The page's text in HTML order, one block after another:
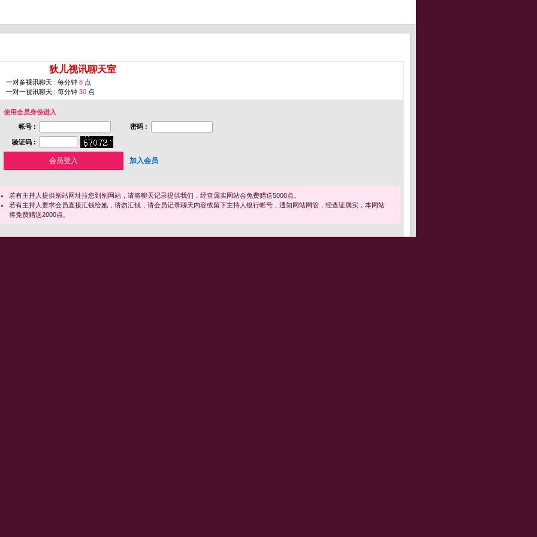
狄儿视讯聊天室
一对多视讯聊天 : 每分钟 8 点
一对一视讯聊天 : 每分钟 30 点
使用会员身份进入
帐号 :
密码 :
验证码 :
加入会员
若有主持人提供别站网址拉您到别网站，请将聊天记录提供我们，经查属实网站会免费赠送5000点。
若有主持人要求会员直接汇钱给她，请勿汇钱，请会员记录聊天内容或留下主持人银行帐号，通知网站网管，经查证属实，本网站
将免费赠送2000点。